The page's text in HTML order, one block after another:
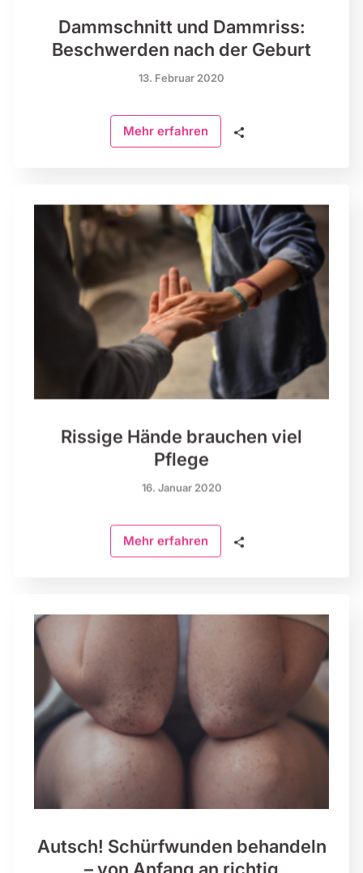
Dammschnitt und Dammriss:
Beschwerden nach der Geburt
13. Februar 2020
Mehr erfahren 🗣
Rissige Hände brauchen viel
Pflege
16. Januar 2020
Mehr erfahren 🗣
Autsch! Schürfwunden behandeln